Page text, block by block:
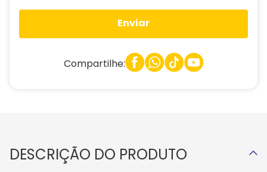
Enviar
Compartilhe:
DESCRIÇÃO DO PRODUTO